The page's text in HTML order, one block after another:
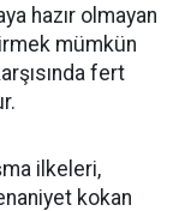
hazır olmayan
mümkün
fert
ilkeleri,
kokan